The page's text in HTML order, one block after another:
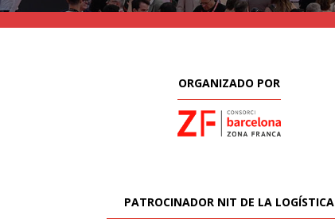
ORGANIZADO POR
PATROCINADOR NIT DE LA LOGÍSTICA